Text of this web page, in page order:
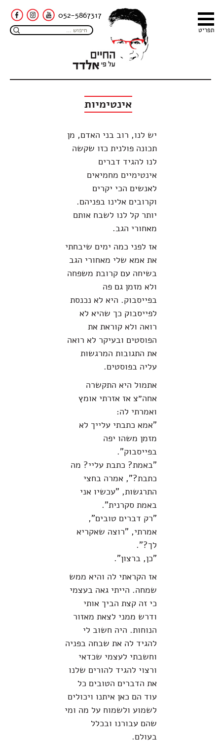
052-5867317
אינטימיות
יש לנו, רוב בני האדם, מן
תכונה פולנית כזו שקשה
לנו להגיד דברים
אינטימיים מחמיאים
לאנשים הכי יקרים
וקרובים אלינו בפניהם.
יותר קל לנו לשבח אותם
מאחורי הגב.
אז לפני כמה ימים שיבחתי
את אמא שלי מאחורי הגב
בשיחה עם קרובת משפחה
ולא מזמן גם פה
בפייסבוק. היא לא נכנסת
לפייסבוק כך שהיא לא
רואה ולא קוראת את
הפוסטים ובעיקר לא רואה
את התגובות המרגשות
עליה בפוסטים.
אתמול היא התקשרה
אחה״צ אז אזרתי אומץ
ואמרתי לה:
"אמא כתבתי עלייך לא
מזמן משהו יפה
בפייסבוק".
"באמת? כתבת עליי? מה
כתבת?", אמרה בחצי
התרגשות, "עכשיו אני
באמת סקרנית".
"רק דברים טובים",
אמרתי, "רוצה שאקריא
לך?".
"כן, ברצון".
אז הקראתי לה והיא ממש
שמחה. הייתי גאה בעצמי
כי זה קצת הביך אותי
ודרש ממני לצאת מאזור
הנוחות. היה חשוב לי
להגיד לה את שבחה בפניה
וחשבתי לעצמי שכדאי
ורצוי להגיד להורים שלנו
את הדברים הטובים כל
עוד הם כאן איתנו ויכולים
לשמוע ולשמוח על מה ומי
שהם עבורנו ובכלל
בעולם.
תפריט